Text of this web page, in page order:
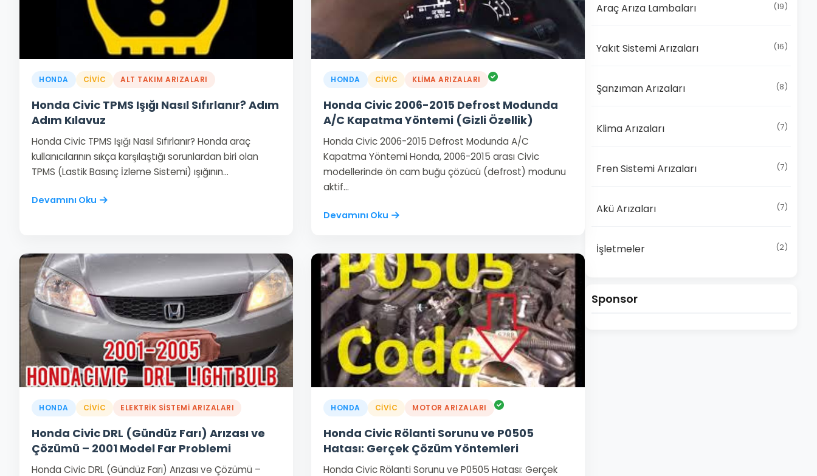
HONDA CIVIC ALT TAKIM ARIZALARI
Honda Civic TPMS Işığı Nasıl Sıfırlanır? Adım
Adım Kılavuz
Honda Civic TPMS Işığı Nasıl Sıfırlanır? Honda araç
kullanıcılarının sıkça karşılaştığı sorunlardan biri olan
TPMS (Lastik Basınç İzleme Sistemi) ışığının…
Devamını Oku
HONDA CIVIC KLIMA ARIZALARI
Honda Civic 2006-2015 Defrost Modunda
A/C Kapatma Yöntemi (Gizli Özellik)
Honda Civic 2006-2015 Defrost Modunda A/C
Kapatma Yöntemi Honda, 2006-2015 arası Civic
modellerinde ön cam buğu çözücü (defrost) modunu
aktif…
Devamını Oku
HONDA CIVIC ELEKTRIK SISTEMI ARIZALARI
Honda Civic DRL (Gündüz Farı) Arızası ve
Çözümü – 2001 Model Far Problemi
Honda Civic DRL (Gündüz Farı) Arızası ve Çözümü –
HONDA CIVIC MOTOR ARIZALARI
Honda Civic Rölanti Sorunu ve P0505
Hatası: Gerçek Çözüm Yöntemleri
Honda Civic Rölanti Sorunu ve P0505 Hatası: Gerçek
Araç Arıza Lambaları (19)
Yakıt Sistemi Arızaları (16)
Şanzıman Arızaları (8)
Klima Arızaları (7)
Fren Sistemi Arızaları (7)
Akü Arızaları (7)
İşletmeler (2)
Sponsor